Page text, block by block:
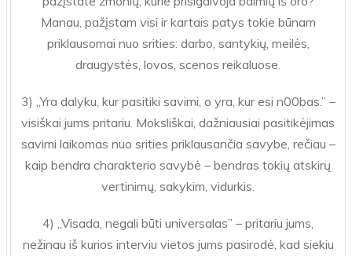
Manau, pažįstam visi ir kartais patys tokie būnam
priklausomai nuo srities: darbo, santykių, meilės,
draugystės, lovos, scenos reikaluose.
3) „Yra dalyku, kur pasitiki savimi, o yra, kur esi n00bas.” –
visiškai jums pritariu. Moksliškai, dažniausiai pasitikėjimas
savimi laikomas nuo srities priklausančia savybe, rečiau –
kaip bendra charakterio savybė – bendras tokių atskirų
vertinimų, sakykim, vidurkis.
4) „Visada, negali būti universalas” – pritariu jums,
nežinau iš kurios interviu vietos jums pasirodė, kad siekiu